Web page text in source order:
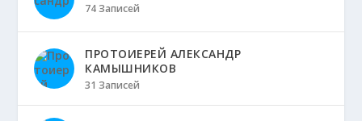
74 Записей
ПРОТОИЕРЕЙ АЛЕКСАНДР
КАМЫШНИКОВ
31 Записей